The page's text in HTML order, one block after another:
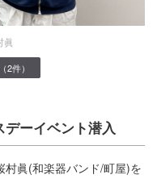
眞
2件）
デーイベント潜入
村眞(和楽器バンド/町屋)を